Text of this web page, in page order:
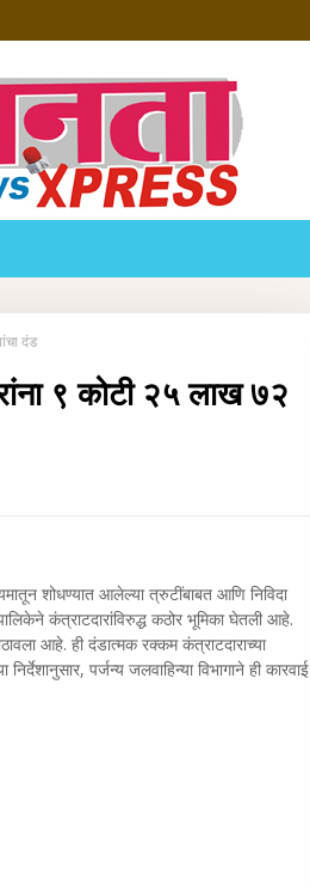
दंड
९ कोटी २५ लाख ७२
शोधण्यात आलेल्या त्रुटींबाबत आणि निविदा
कंत्राटदारांविरुद्ध कठोर भूमिका घेतली आहे.
आहे. ही दंडात्मक रक्कम कंत्राटदाराच्या
पर्जन्‍य जलवाहिन्‍या विभागाने ही कारवाई